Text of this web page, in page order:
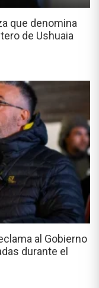
que denomina
de Ushuaia
al Gobierno
durante el